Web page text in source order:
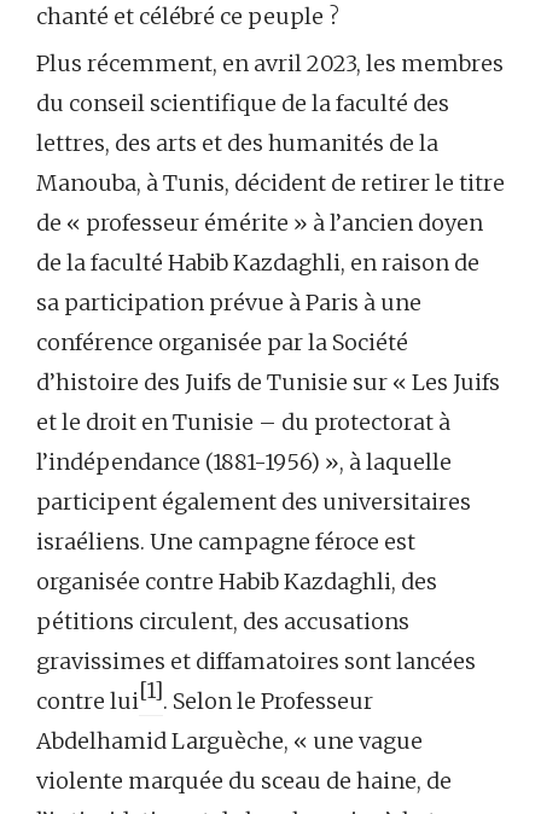
chanté et célébré ce peuple ?
Plus récemment, en avril 2023, les membres
du conseil scientifique de la faculté des
lettres, des arts et des humanités de la
Manouba, à Tunis, décident de retirer le titre
de « professeur émérite » à l’ancien doyen
de la faculté Habib Kazdaghli, en raison de
sa participation prévue à Paris à une
conférence organisée par la Société
d’histoire des Juifs de Tunisie sur « Les Juifs
et le droit en Tunisie – du protectorat à
l’indépendance (1881-1956) », à laquelle
participent également des universitaires
israéliens. Une campagne féroce est
organisée contre Habib Kazdaghli, des
pétitions circulent, des accusations
gravissimes et diffamatoires sont lancées
contre lui[1]. Selon le Professeur
Abdelhamid Larguèche, « une vague
violente marquée du sceau de haine, de